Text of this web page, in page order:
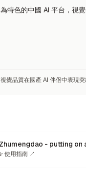
特色的中國 AI 平台，視覺
覺品質在國產 AI 伴侶中表現突
- putting on
·使用指南 ↗